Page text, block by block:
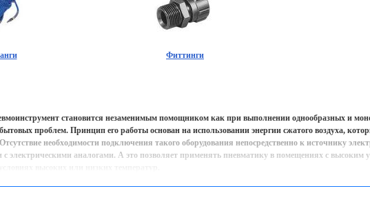
Фиттинги
становится незаменимым помощником как при выполнении однообразных и
проблем. Принцип его работы основан на использовании энергии сжатого воздуха,
необходимости подключения такого оборудования непосредственно к источнику
с электрическими аналогами. А это позволяет применять пневматику в помещениях с высоким